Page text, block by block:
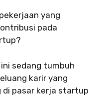
yang
pada
sedang tumbuh
karir yang
di pasar kerja startup